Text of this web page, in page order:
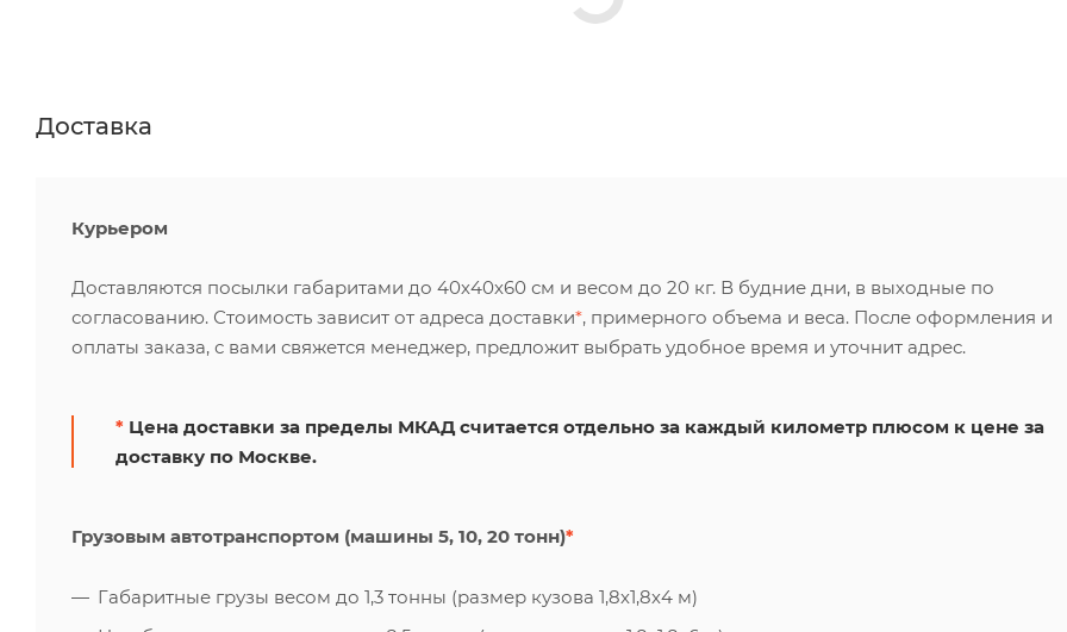
Доставка
Курьером
Доставляются посылки габаритами до 40х40х60 см и весом до 20 кг. В будние дни, в выходные по
согласованию. Стоимость зависит от адреса доставки*, примерного объема и веса. После оформления и
оплаты заказа, с вами свяжется менеджер, предложит выбрать удобное время и уточнит адрес.
* Цена доставки за пределы МКАД считается отдельно за каждый километр плюсом к цене за
доставку по Москве.
Грузовым автотранспортом (машины 5, 10, 20 тонн)*
Габаритные грузы весом до 1,3 тонны (размер кузова 1,8х1,8х4 м)